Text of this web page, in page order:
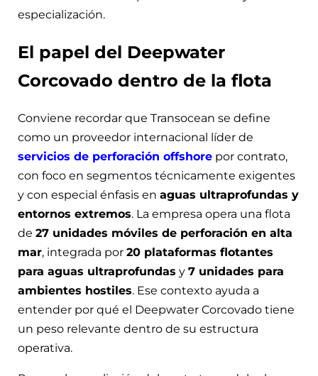
especialización.
El papel del Deepwater
Corcovado dentro de la flota
Conviene recordar que Transocean se define
como un proveedor internacional líder de
servicios de perforación offshore por contrato,
con foco en segmentos técnicamente exigentes
y con especial énfasis en aguas ultraprofundas y
entornos extremos. La empresa opera una flota
de 27 unidades móviles de perforación en alta
mar, integrada por 20 plataformas flotantes
para aguas ultraprofundas y 7 unidades para
ambientes hostiles. Ese contexto ayuda a
entender por qué el Deepwater Corcovado tiene
un peso relevante dentro de su estructura
operativa.